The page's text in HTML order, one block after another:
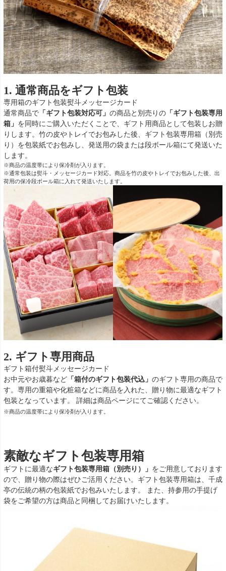
1. 通常商品をギフト包装
専用箱のギフト包装熨斗メッセージカード
通常商品で 「ギフト包装対応可」 の商品と別売りの 「ギフト包装専用
箱」 を同時にご購入いただくことで、ギフト用商品として包装しお贈
りします。竹の皮やトレイでお包みした後、ギフト包装専用箱（別売
り）を包装紙でお包みし、発送用の袋または段ボール箱にて発送いた
します。
※商品の温度帯により保冷剤が入ります。
※通常包装は熨斗・メッセージカード対応。商品を竹の皮やトレイでお包みした後、出
荷用の保冷段ボール箱に入れて発送いたします。
2. ギフト専用商品
ギフト箱付熨斗 メッセージカード
お中元やお歳暮など 「箱付のギフト包装代込」 のギフト専用の商品で
す。専用の重箱や化粧箱などに商品を入れた、贈り物に最適なギフト
包装となっています。 詳細は商品ページにてご確認ください。
※商品の温度帯により保冷剤が入ります。
素敵なギフト包装専用箱
ギフトに最適なギフト包装専用箱（別売り）」 をご用意しております
ので、贈り物の際はぜひご活用ください。ギフト包装専用箱は、千成
亭の伝統の柄の包装紙でお包みいたします。 また、持参用の手提げ
袋をご希望の方は商品と同梱してお届けいたします。